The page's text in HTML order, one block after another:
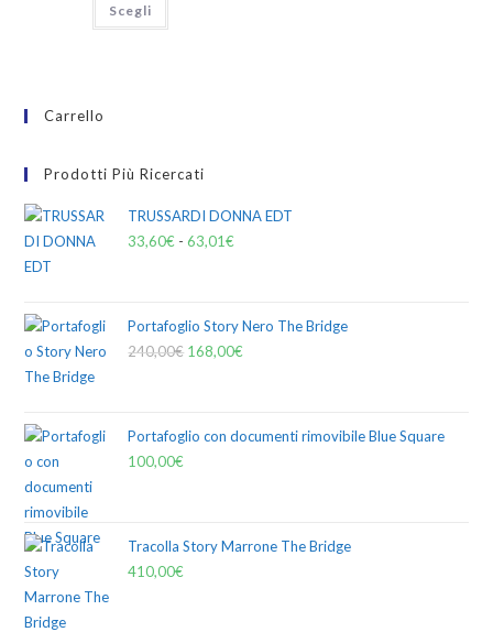
Scegli
Carrello
Prodotti Più Ricercati
TRUSSARDI DONNA EDT
33,60€ - 63,01€
Portafoglio Story Nero The Bridge
240,00€ 168,00€
Portafoglio con documenti rimovibile Blue Square
100,00€
Tracolla Story Marrone The Bridge
410,00€